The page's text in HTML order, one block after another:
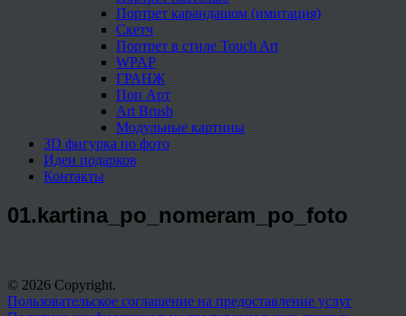
Портрет карандашом (имитация)
Скетч
Портрет в стиле Touch Art
WPAP
ГРАНЖ
Поп Арт
Art Brush
Модульные картины
3D фигурка по фото
Идеи подарков
Контакты
01.kartina_po_nomeram_po_foto
© 2026 Copyright.
Пользовательское соглашение на предоставление услуг